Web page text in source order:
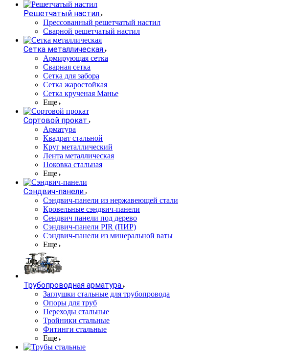
Решетчатый настил
Прессованный решетчатый настил
Сварной решетчатый настил
Сетка металлическая
Армирующая сетка
Сварная сетка
Сетка для забора
Сетка жаростойкая
Сетка крученая Манье
Еще
Сортовой прокат
Арматура
Квадрат стальной
Круг металлический
Лента металлическая
Поковка стальная
Еще
Сэндвич-панели
Cэндвич-панели из нержавеющей стали
Кровельные сэндвич-панели
Сендвич панели под дерево
Сэндвич-панели PIR (ПИР)
Сэндвич-панели из минеральной ваты
Еще
Трубопроводная арматура
Заглушки стальные для трубопровода
Опоры для труб
Переходы стальные
Тройники стальные
Фитинги стальные
Еще